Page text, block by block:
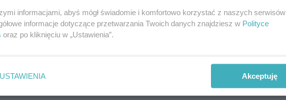
zaczął się adwent, doroczny czas
życiem.
REKLAMA
informacjami, abyś mógł świadomie i komfortowo korzystać z naszych serwisów
informacje dotyczące przetwarzania Twoich danych znajdziesz w Polityce
oraz po kliknięciu w „Ustawienia”.
USTAWIENIA Akceptuję